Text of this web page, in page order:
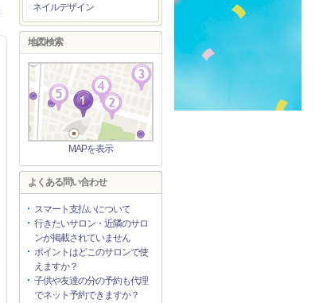
ネイルデザイン
地図検索
MAPを表示
よくある問い合わせ
スマート支払いについて
行きたいサロン・近隣のサロ
ンが掲載されていません
ポイントはどこのサロンで使
えますか？
子供や友達の分の予約も代理
でネット予約できますか？